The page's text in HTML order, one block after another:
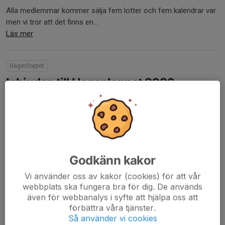
Alla medlemmar kommer sälja fem lotter och fem kalendrar var
men vi tror att det finns en...
Läs mer
Hagenloppet
Inbjudan till Hagenloppet 2026
0 kommentarer
Godkänn kakor
Vi använder oss av kakor (cookies) för att vår
webbplats ska fungera bra för dig. De används
även för webbanalys i syfte att hjälpa oss att
förbättra våra tjänster.
Så använder vi cookies